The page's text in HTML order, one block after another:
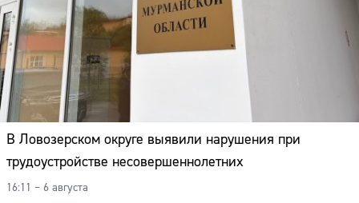
В Ловозерском округе выявили нарушения при
трудоустройстве несовершеннолетних
16:11 – 6 августа